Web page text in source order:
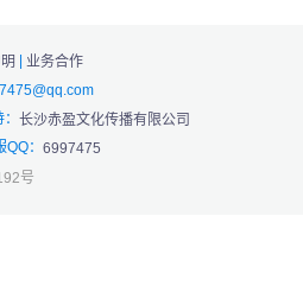
| 业务合作
长沙赤盈文化传播有限公司
： 6997475
号